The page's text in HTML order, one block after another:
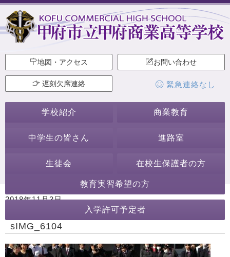
地図・アクセス お問い合わせ
遅刻欠席連絡 緊急連絡なし
学校紹介 商業教育
中学生の皆さん 進路室
生徒会 在校生保護者の方
教育実習希望の方
入学許可予定者
2018年11月3日
sIMG_6104